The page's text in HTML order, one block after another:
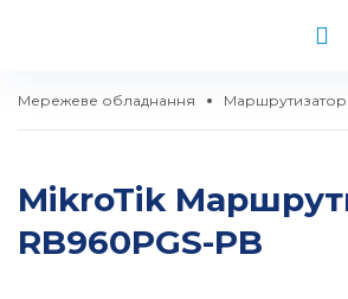
Мережеве обладнання
MikroTik
RB960PGS-PB